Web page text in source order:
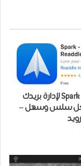
تحميل ﺗﻄﺒﻴﻖ Spark لإدارة بريدك
ﺳﻠﺲ ﻭﺳﻬﻞ –